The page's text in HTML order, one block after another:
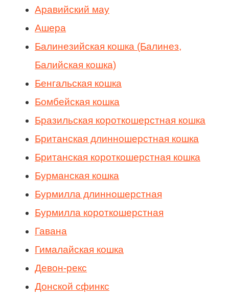
Аравийский мау
Ашера
Балинезийская кошка (Балинез,
Балийская кошка)
Бенгальская кошка
Бомбейская кошка
Бразильская короткошерстная кошка
Британская длинношерстная кошка
Британская короткошерстная кошка
Бурманская кошка
Бурмилла длинношерстная
Бурмилла короткошерстная
Гавана
Гималайская кошка
Девон-рекс
Донской сфинкс